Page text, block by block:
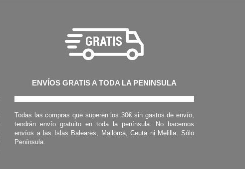
ENVÍOS GRATIS A TODA LA PENINSULA
Todas las compras que superen los 30€ sin gastos de envío,
tendrán envío gratuito en toda la península. No hacemos
envíos a las Islas Baleares, Mallorca, Ceuta ni Melilla. Sólo
Península.